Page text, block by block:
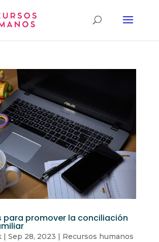
para promover la conciliación
| Sep 28, 2023 | Recursos humanos